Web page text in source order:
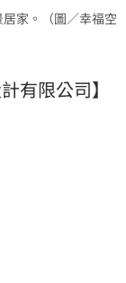
家。（圖／幸福空
有限公司】